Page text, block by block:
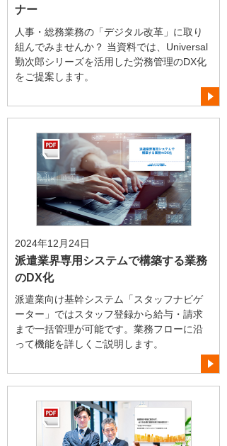
ナー
人事・総務業務の「デジタル改革」に取り
組んでみませんか？ 当資料では、Universal
勤次郎シリーズを活用した労務管理のDX化
をご提案します。
2024年12月24日
派遣業界専用システムで構築する業務
のDX化
派遣業向け基幹システム「スタッフナビゲ
ーター」ではスタッフ登録から給与・請求
まで一括管理が可能です。業務フローに沿
って機能を詳しくご説明します。